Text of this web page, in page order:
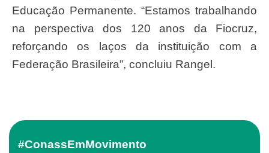
Educação Permanente. “Estamos trabalhando
na perspectiva dos 120 anos da Fiocruz,
reforçando os laços da instituição com a
Federação Brasileira”, concluiu Rangel.
#ConassEmMovimento